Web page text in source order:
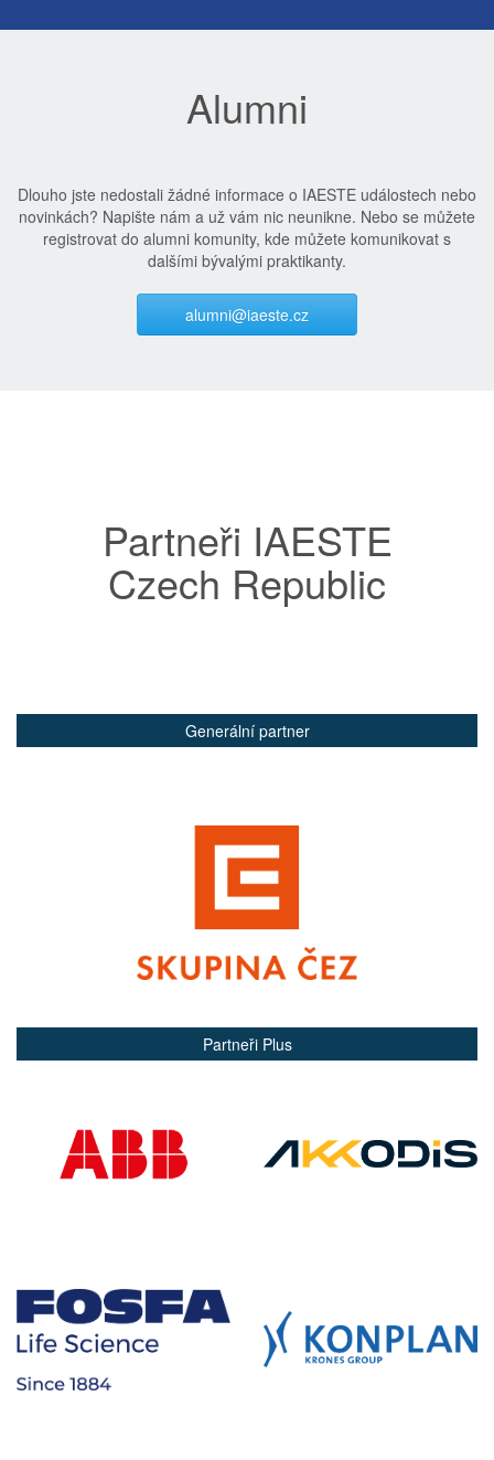
Alumni
Dlouho jste nedostali žádné informace o IAESTE událostech nebo
novinkách? Napište nám a už vám nic neunikne. Nebo se můžete
registrovat do alumni komunity, kde můžete komunikovat s
dalšími bývalými praktikanty.
alumni@iaeste.cz
Partneři IAESTE
Czech Republic
Generální partner
Partneři Plus